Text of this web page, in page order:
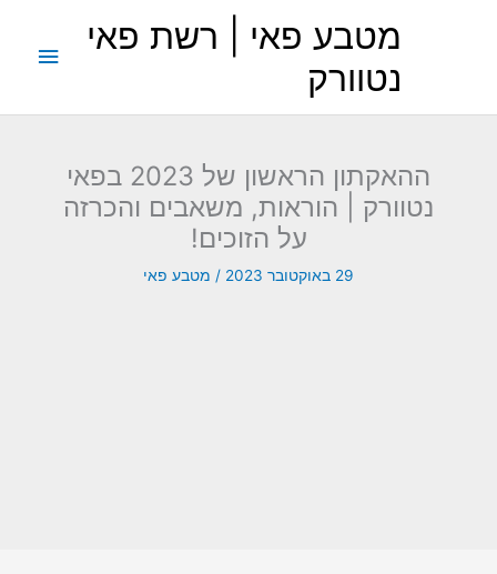
מטבע פאי | רשת פאי
נטוורק
ההאקתון הראשון של 2023 בפאי
נטוורק | הוראות, משאבים והכרזה
על הזוכים!
29 באוקטובר 2023 / מטבע פאי